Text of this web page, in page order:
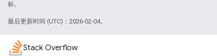
标。
最后更新时间 (UTC)：2026-02-04。
Stack Overflow